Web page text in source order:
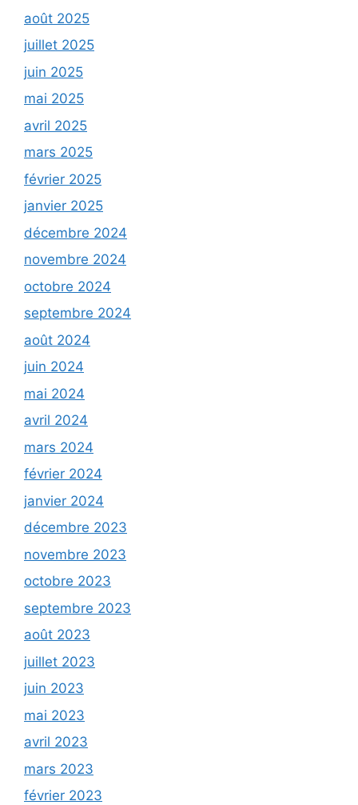
août 2025
juillet 2025
juin 2025
mai 2025
avril 2025
mars 2025
février 2025
janvier 2025
décembre 2024
novembre 2024
octobre 2024
septembre 2024
août 2024
juin 2024
mai 2024
avril 2024
mars 2024
février 2024
janvier 2024
décembre 2023
novembre 2023
octobre 2023
septembre 2023
août 2023
juillet 2023
juin 2023
mai 2023
avril 2023
mars 2023
février 2023